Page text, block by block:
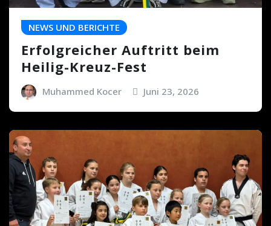
NEWS UND BERICHTE
Erfolgreicher Auftritt beim
Heilig-Kreuz-Fest
Muhammed Kocer Juni 23, 2026